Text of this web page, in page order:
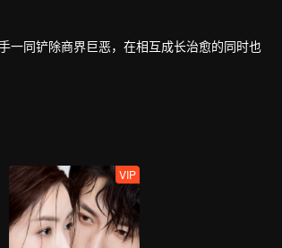
一同铲除商界巨恶，在相互成长治愈的同时也
VIP